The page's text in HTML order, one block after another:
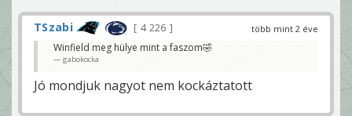
több mint 2 éve
TSzabi
4 226
Winfield meg hülye mint a faszom🤣
gabokocka
Jó mondjuk nagyot nem kockáztatott